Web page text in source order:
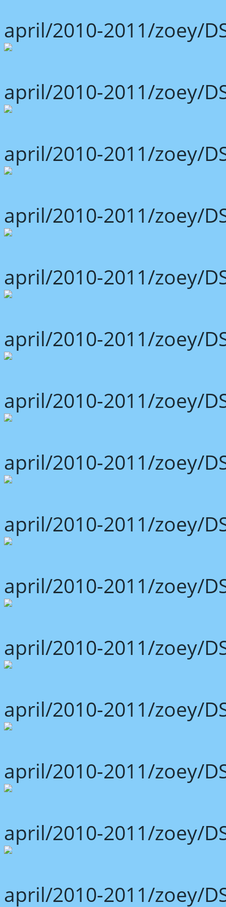
april/2010-2011/zoey/
april/2010-2011/zoey/
april/2010-2011/zoey/
april/2010-2011/zoey/
april/2010-2011/zoey/
april/2010-2011/zoey/
april/2010-2011/zoey/
april/2010-2011/zoey/
april/2010-2011/zoey/
april/2010-2011/zoey/
april/2010-2011/zoey/
april/2010-2011/zoey/
april/2010-2011/zoey/
april/2010-2011/zoey/
april/2010-2011/zoey/